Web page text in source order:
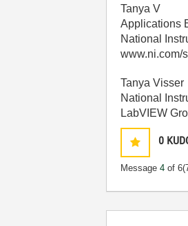
Tanya V
Applications
National
www.ni.com/
Tanya Visser
National
LabVIEW
0
Message4 of 6